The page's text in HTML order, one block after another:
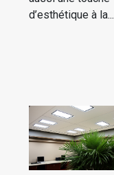
d’esthétique à la...